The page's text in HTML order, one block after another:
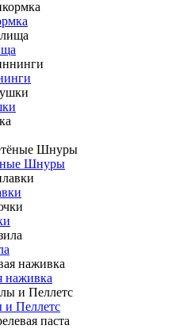
Шнуры
наживка
и Пеллетс